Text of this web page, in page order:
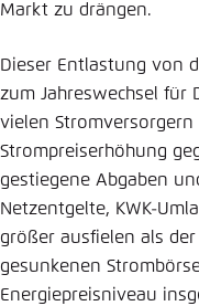
Markt zu drängen.
Dieser Entlastung von
zum Jahreswechsel für
vielen Stromversorgern
Strompreiserhöhung
gestiegene Abgaben
Netzentgelte, KWK-
größer ausfielen als
gesunkenen
Energiepreisniveau